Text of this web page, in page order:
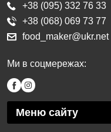
Меню сайту
+38 (095) 332 76 33
+38 (068) 069 73 77
food_maker@ukr.net
Ми в соцмережах: